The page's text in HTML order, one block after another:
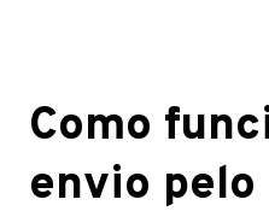
Como
envio